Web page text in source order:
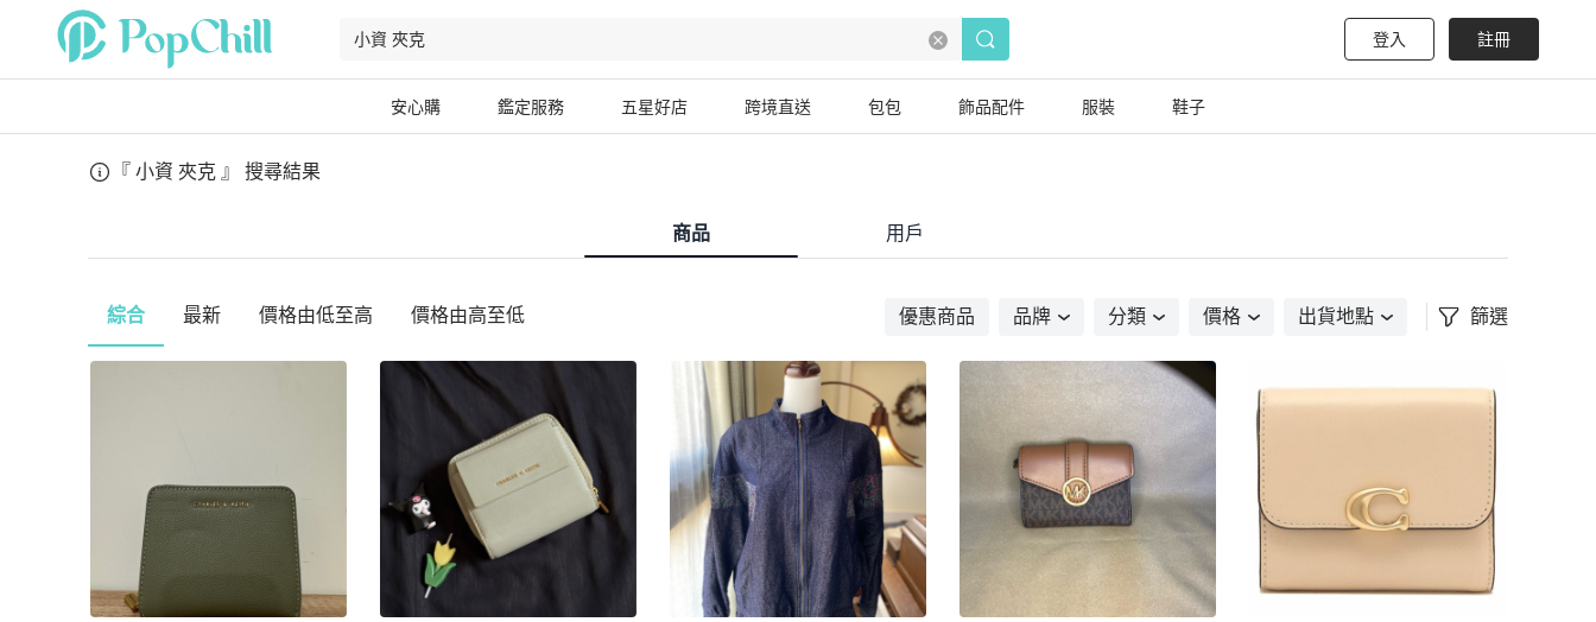
登入 註冊
安心購 鑑定服務 五星好店 跨境直送 包包 飾品配件 服裝 鞋子
『 小資 夾克 』 搜尋結果
商品 用戶
綜合 最新 價格由低至高 價格由高至低 優惠商品 品牌 分類 價格 出貨地點 篩選